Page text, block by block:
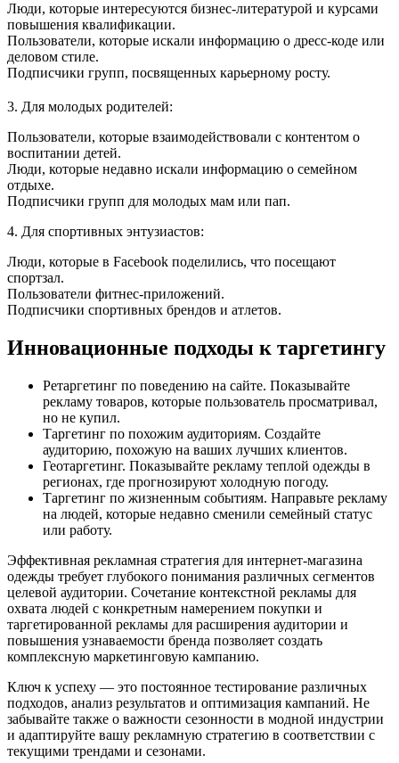
Люди, которые интересуются бизнес-литературой и курсами
повышения квалификации.
Пользователи, которые искали информацию о дресс-коде или
деловом стиле.
Подписчики групп, посвященных карьерному росту.
3. Для молодых родителей:
Пользователи, которые взаимодействовали с контентом о
воспитании детей.
Люди, которые недавно искали информацию о семейном
отдыхе.
Подписчики групп для молодых мам или пап.
4. Для спортивных энтузиастов:
Люди, которые в Facebook поделились, что посещают
спортзал.
Пользователи фитнес-приложений.
Подписчики спортивных брендов и атлетов.
Инновационные подходы к таргетингу
Ретаргетинг по поведению на сайте. Показывайте
рекламу товаров, которые пользователь просматривал,
но не купил.
Таргетинг по похожим аудиториям. Создайте
аудиторию, похожую на ваших лучших клиентов.
Геотаргетинг. Показывайте рекламу теплой одежды в
регионах, где прогнозируют холодную погоду.
Таргетинг по жизненным событиям. Направьте рекламу
на людей, которые недавно сменили семейный статус
или работу.
Эффективная рекламная стратегия для интернет-магазина
одежды требует глубокого понимания различных сегментов
целевой аудитории. Сочетание контекстной рекламы для
охвата людей с конкретным намерением покупки и
таргетированной рекламы для расширения аудитории и
повышения узнаваемости бренда позволяет создать
комплексную маркетинговую кампанию.
Ключ к успеху — это постоянное тестирование различных
подходов, анализ результатов и оптимизация кампаний. Не
забывайте также о важности сезонности в модной индустрии
и адаптируйте вашу рекламную стратегию в соответствии с
текущими трендами и сезонами.